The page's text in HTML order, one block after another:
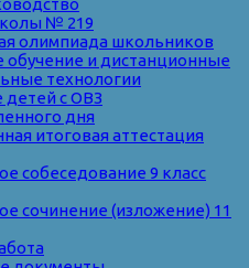
№ 219
олимпиада школьников
обучение и дистанционные
технологии
детей с ОВЗ
дня
итоговая аттестация
собеседование 9 класс
сочинение (изложение) 11